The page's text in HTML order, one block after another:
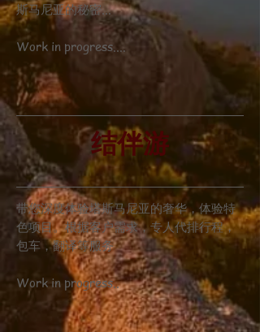
斯马尼亚的秘密...
Work in progress....
结伴游
带您深度体验塔斯马尼亚的奢华，体验特
色项目。根据客户需求，专人代排行程，
包车，翻译等服务
Work in progress..